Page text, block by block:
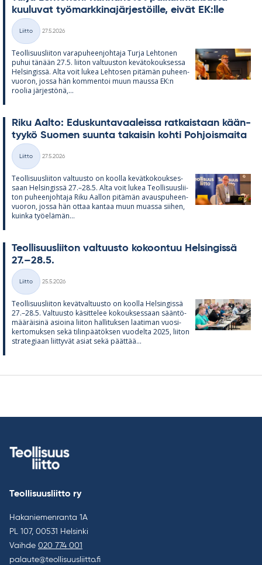
kuu­lu­vat työ­mark­ki­na­jär­jes­töille, ei­vät EK:lle
Kategoriat
Liitto
27.5.2026
Teol­li­suus­lii­ton va­ra­pu­heen­joh­taja Turja Leh­to­nen
pu­hui tä­nään 27.5. lii­ton val­tuus­ton ke­vä­to­kouk­sessa
Hel­sin­gissä. Alta voit lu­kea Leh­to­sen pi­tä­män pu­heen­
vuo­ron, jossa hän kom­men­toi muun maussa EK:n
roo­lia jär­jes­tönä,...
Riku Aalto: Edus­kun­ta­vaa­leissa rat­kais­taan kään­
tyykö Suo­men suunta ta­kai­sin kohti Poh­jois­maita
Kategoriat
Liitto
27.5.2026
Teol­li­suus­lii­ton val­tuusto on koolla ke­vät­ko­kouk­ses­
saan Hel­sin­gissä 27.–28.5. Alta voit lu­kea Teol­li­suus­lii­
ton pu­heen­joh­taja Riku Aal­lon pi­tä­män avaus­pu­heen­
vuo­ron, jossa hän ot­taa kan­taa muun muassa sii­hen,
kuinka työ­elä­män...
Teol­li­suus­lii­ton val­tuusto ko­koon­tuu Hel­sin­gissä
27.–28.5.
Kategoriat
Liitto
25.5.2026
Teol­li­suus­lii­ton ke­vät­val­tuusto on koolla Hel­sin­gissä
27.–28.5. Val­tuusto kä­sit­te­lee ko­kouk­ses­saan sään­tö­
mää­räi­sinä asioina lii­ton hal­li­tuk­sen laa­ti­man vuo­si­
ker­to­muk­sen sekä ti­lin­pää­tök­sen vuo­delta 2025, lii­ton
stra­te­gi­aan liit­ty­vät asiat sekä päät­tää...
Teollisuusliitto ry
Hakaniemenranta 1A
PL 107, 00531 Helsinki
Vaihde 020 774 001
palaute@teollisuusliitto.fi